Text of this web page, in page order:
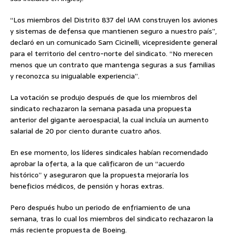
“Los miembros del Distrito 837 del IAM construyen los aviones
y sistemas de defensa que mantienen seguro a nuestro país”,
declaró en un comunicado Sam Cicinelli, vicepresidente general
para el territorio del centro-norte del sindicato. “No merecen
menos que un contrato que mantenga seguras a sus familias
y reconozca su inigualable experiencia”.
La votación se produjo después de que los miembros del
sindicato rechazaron la semana pasada una propuesta
anterior del gigante aeroespacial, la cual incluía un aumento
salarial de 20 por ciento durante cuatro años.
En ese momento, los líderes sindicales habían recomendado
aprobar la oferta, a la que calificaron de un “acuerdo
histórico” y aseguraron que la propuesta mejoraría los
beneficios médicos, de pensión y horas extras.
Pero después hubo un periodo de enfriamiento de una
semana, tras lo cual los miembros del sindicato rechazaron la
más reciente propuesta de Boeing.